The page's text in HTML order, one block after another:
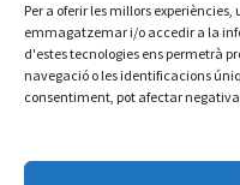
Per a oferir les millors
emmagatzemar i/o accedir a la
d'estes tecnologies ens permetrà
navegació o les identificacions
consentiment, pot afectar